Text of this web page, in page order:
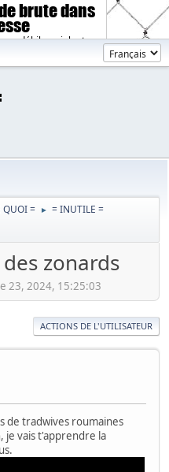
brute dans
débiles, violents.
QUOI = ► = INUTILE =
zonards
23, 2024, 15:25:03
ACTIONS DE L'UTILISATEUR
de tradwives roumaines
je vais t'apprendre la